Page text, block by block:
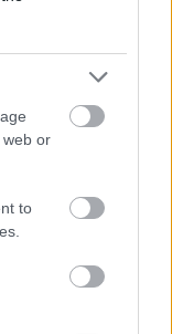
web or
to
a